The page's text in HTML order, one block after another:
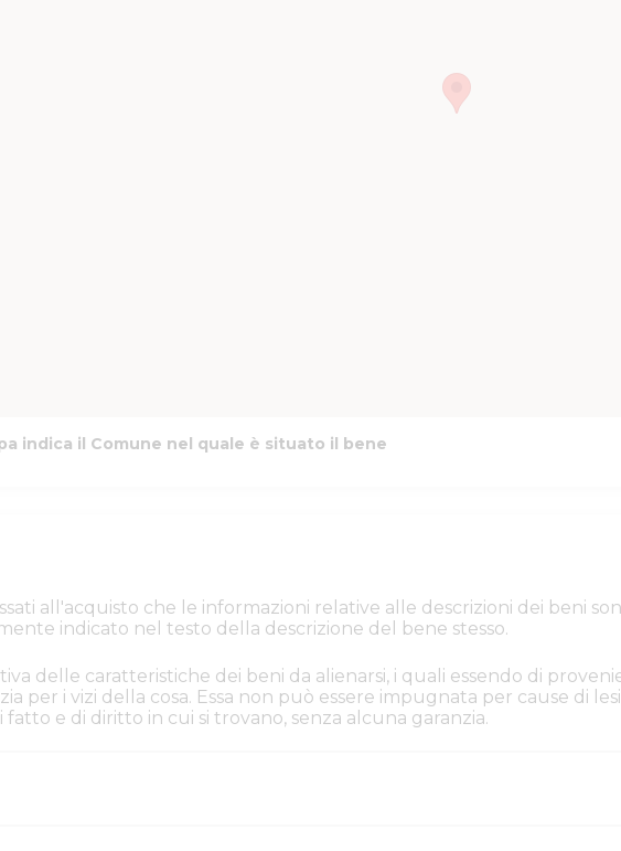
indica il Comune nel quale è situato il bene
all'acquisto che le informazioni relative alle descrizioni dei beni
indicato nel testo della descrizione del bene stesso.
delle caratteristiche dei beni da alienarsi, i quali essendo di
per i vizi della cosa. Essa non può essere impugnata per cause di
e di diritto in cui si trovano, senza alcuna garanzia.